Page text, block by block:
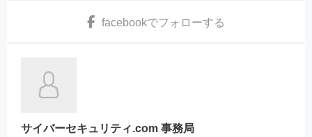
facebookでフォローする
サイバーセキュリティ.com 事務局